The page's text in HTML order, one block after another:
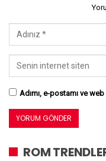
Adımı, e-postamı ve
ROM